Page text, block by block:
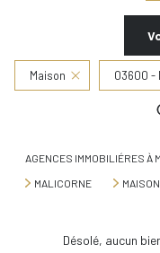
Maison 03600 -
AGENCES IMMOBILIÉRES À
MALICORNE
MAISON
Désolé, aucun